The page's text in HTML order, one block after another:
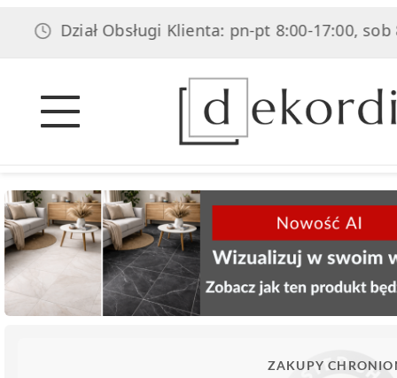
Dział Obsługi Klienta: pn-pt 8:00-17:00, sob 8:00-
ZAKUPY